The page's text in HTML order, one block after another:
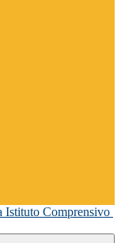
Istituto Comprensivo